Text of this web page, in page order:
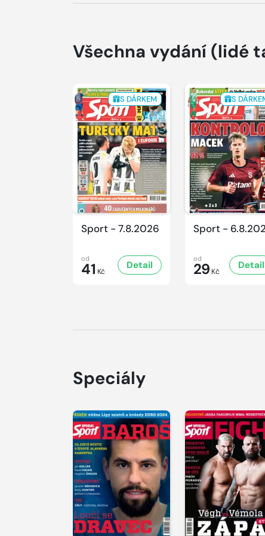
Všechna vydání (lidé
S DÁRKEM
Sport - 7.8.2026
od
41 Kč
Detail
S
Sport -
od
29 Kč
Detail
Speciály